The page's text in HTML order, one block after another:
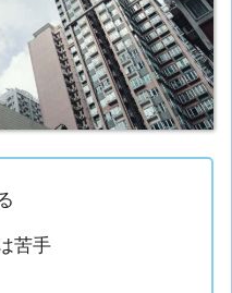
苦手